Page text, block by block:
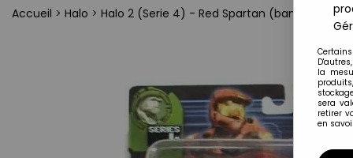
Accueil > Halo > Halo 2 (Serie 4) - Red Spartan (bandes
la
sera
retirer
en